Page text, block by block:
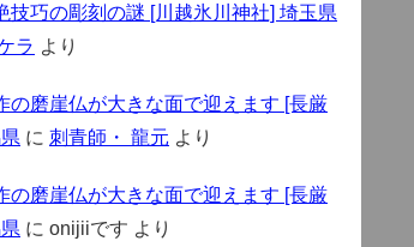
技巧の彫刻の謎 [川越氷川神社] 埼玉県
ラ より
の磨崖仏が大きな面で迎えます [長厳
に 刺青師・ 龍元 より
の磨崖仏が大きな面で迎えます [長厳
に onijiiです より